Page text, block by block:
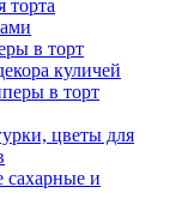
торта
в торт
куличей
в торт
цветы для
сахарные и